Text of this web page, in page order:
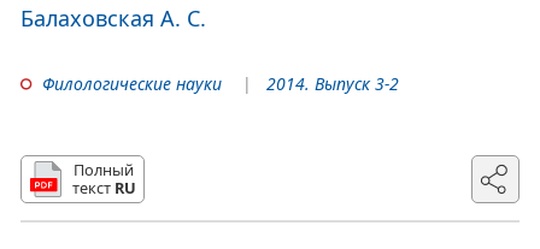
Балаховская А. С.
Филологические науки 2014. Выпуск 3-2
Полный
текст RU